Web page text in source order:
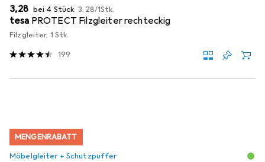
EUR
3,28 bei 4 Stück EUR
3,28/1Stk.
tesa PROTECT Filzgleiter rechteckig
Filzgleiter, 1 Stk.
199
MENGENRABATT
Möbelgleiter + Schutzpuffer